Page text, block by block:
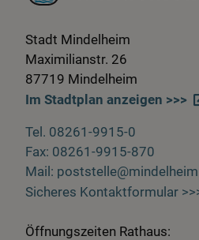
Stadt Mindelheim
Maximilianstr. 26
87719 Mindelheim
Im Stadtplan anzeigen >>>
Tel. 08261-9915-0
Fax: 08261-9915-870
Mail:
Sicheres Kontaktformular
Öffnungszeiten Rathaus: